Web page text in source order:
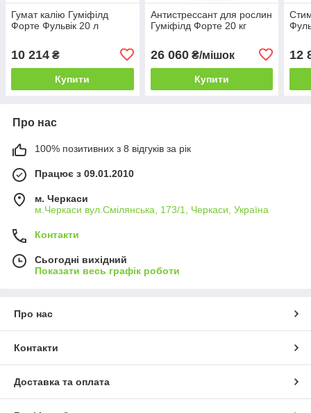
Гумат калію Гуміфілд
Форте Фульвік 20 л
10 214 ₴
Купити
Антистрессант для рослин
Гуміфілд Форте 20 кг
26 060₴/мішок
Купити
12
Про нас
100% позитивних з 8 відгуків за рік
Працює з 09.01.2010
м. Черкаси
м.Черкаси вул.Смілянська, 173/1, Черкаси, Україна
Контакти
Сьогодні вихідний
Показати весь графік роботи
Про нас
Контакти
Доставка та оплата